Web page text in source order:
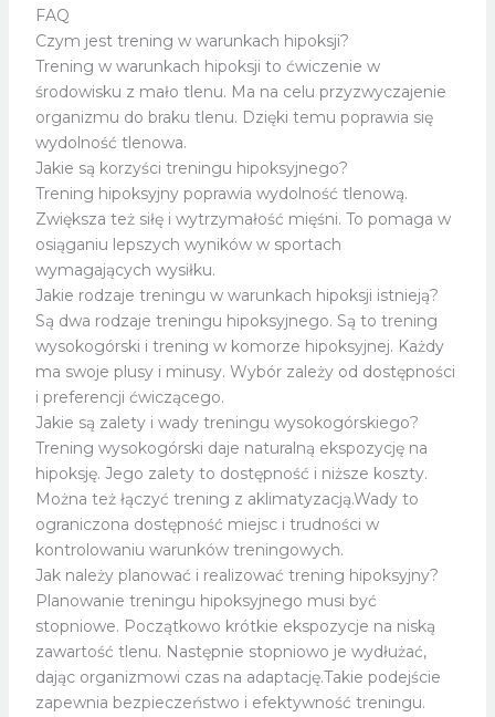
FAQ
Czym jest trening w warunkach hipoksji?
Trening w warunkach hipoksji to ćwiczenie w
środowisku z mało tlenu. Ma na celu przyzwyczajenie
organizmu do braku tlenu. Dzięki temu poprawia się
wydolność tlenowa.
Jakie są korzyści treningu hipoksyjnego?
Trening hipoksyjny poprawia wydolność tlenową.
Zwiększa też siłę i wytrzymałość mięśni. To pomaga w
osiąganiu lepszych wyników w sportach
wymagających wysiłku.
Jakie rodzaje treningu w warunkach hipoksji istnieją?
Są dwa rodzaje treningu hipoksyjnego. Są to trening
wysokogórski i trening w komorze hipoksyjnej. Każdy
ma swoje plusy i minusy. Wybór zależy od dostępności
i preferencji ćwiczącego.
Jakie są zalety i wady treningu wysokogórskiego?
Trening wysokogórski daje naturalną ekspozycję na
hipoksję. Jego zalety to dostępność i niższe koszty.
Można też łączyć trening z aklimatyzacją.Wady to
ograniczona dostępność miejsc i trudności w
kontrolowaniu warunków treningowych.
Jak należy planować i realizować trening hipoksyjny?
Planowanie treningu hipoksyjnego musi być
stopniowe. Początkowo krótkie ekspozycje na niską
zawartość tlenu. Następnie stopniowo je wydłużać,
dając organizmowi czas na adaptację.Takie podejście
zapewnia bezpieczeństwo i efektywność treningu.